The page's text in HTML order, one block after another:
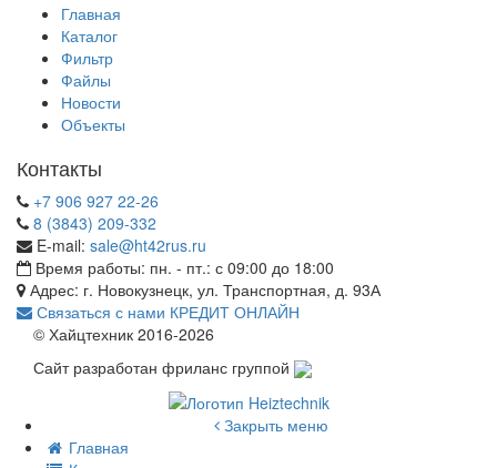
Главная
Каталог
Фильтр
Файлы
Новости
Объекты
Контакты
+7 906 927 22-26
8 (3843) 209-332
E-mail: sale@ht42rus.ru
Время работы: пн. - пт.: с 09:00 до 18:00
Адрес: г. Новокузнецк, ул. Транспортная, д. 93А
Связаться с нами КРЕДИТ ОНЛАЙН
© Хайцтехник 2016-2026
Сайт разработан фриланс группой
Закрыть меню
Главная